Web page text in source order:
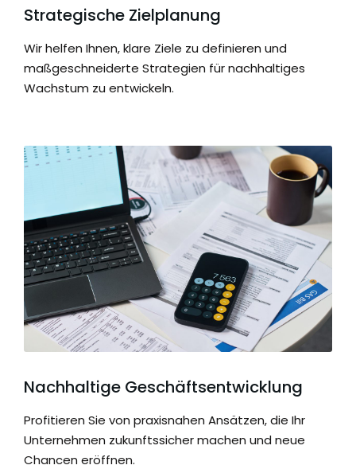
Strategische Zielplanung
Wir helfen Ihnen, klare Ziele zu definieren und
maßgeschneiderte Strategien für nachhaltiges
Wachstum zu entwickeln.
Nachhaltige Geschäftsentwicklung
Profitieren Sie von praxisnahen Ansätzen, die Ihr
Unternehmen zukunftssicher machen und neue
Chancen eröffnen.